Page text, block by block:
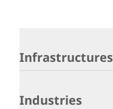
Infrastructures
Industries